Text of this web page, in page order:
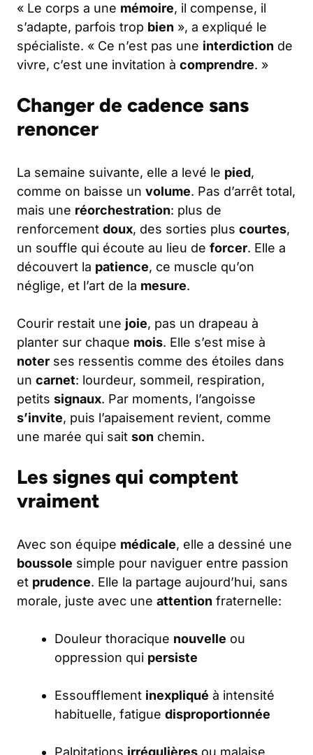
« Le corps a une mémoire, il compense, il
s’adapte, parfois trop bien », a expliqué le
spécialiste. « Ce n’est pas une interdiction de
vivre, c’est une invitation à comprendre. »
Changer de cadence sans
renoncer
La semaine suivante, elle a levé le pied,
comme on baisse un volume. Pas d’arrêt total,
mais une réorchestration: plus de
renforcement doux, des sorties plus courtes,
un souffle qui écoute au lieu de forcer. Elle a
découvert la patience, ce muscle qu’on
néglige, et l’art de la mesure.
Courir restait une joie, pas un drapeau à
planter sur chaque mois. Elle s’est mise à
noter ses ressentis comme des étoiles dans
un carnet: lourdeur, sommeil, respiration,
petits signaux. Par moments, l’angoisse
s’invite, puis l’apaisement revient, comme
une marée qui sait son chemin.
Les signes qui comptent
vraiment
Avec son équipe médicale, elle a dessiné une
boussole simple pour naviguer entre passion
et prudence. Elle la partage aujourd’hui, sans
morale, juste avec une attention fraternelle:
Douleur thoracique nouvelle ou
oppression qui persiste
Essoufflement inexpliqué à intensité
habituelle, fatigue disproportionnée
Palpitations irrégulières ou malaise